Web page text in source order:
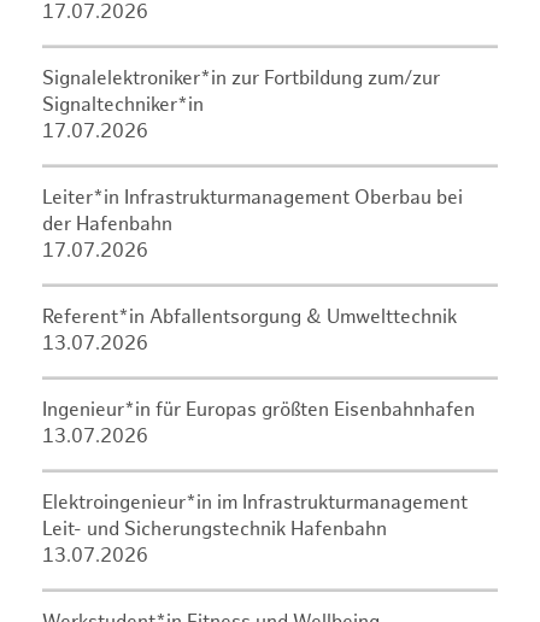
17.07.2026
Signalelektroniker*in zur Fortbildung zum/zur
Signaltechniker*in
17.07.2026
Leiter*in Infrastrukturmanagement Oberbau bei
der Hafenbahn
17.07.2026
Referent*in Abfallentsorgung & Umwelttechnik
13.07.2026
Ingenieur*in für Europas größten Eisenbahnhafen
13.07.2026
Elektroingenieur*in im Infrastrukturmanagement
Leit- und Sicherungstechnik Hafenbahn
13.07.2026